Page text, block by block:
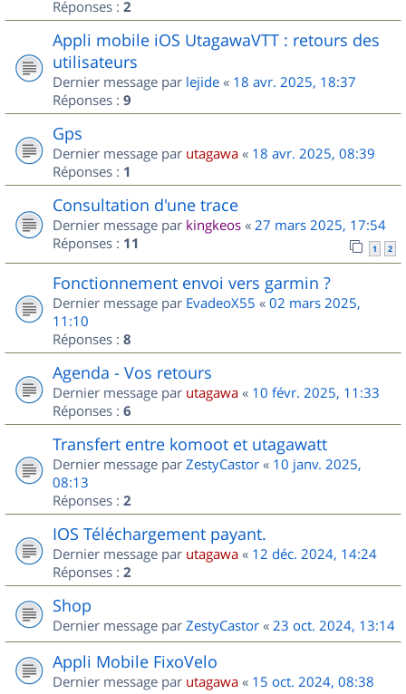
Réponses : 2
Appli mobile iOS UtagawaVTT : retours des
utilisateurs
Dernier message par lejide « 18 avr. 2025, 18:37
Réponses : 9
Gps
Dernier message par utagawa « 18 avr. 2025, 08:39
Réponses : 1
Consultation d'une trace
Dernier message par kingkeos « 27 mars 2025, 17:54
Réponses : 11 1 2
Fonctionnement envoi vers garmin ?
Dernier message par EvadeoX55 « 02 mars 2025,
11:10
Réponses : 8
Agenda - Vos retours
Dernier message par utagawa « 10 févr. 2025, 11:33
Réponses : 6
Transfert entre komoot et utagawatt
Dernier message par ZestyCastor « 10 janv. 2025,
08:13
Réponses : 2
IOS Téléchargement payant.
Dernier message par utagawa « 12 déc. 2024, 14:24
Réponses : 2
Shop
Dernier message par ZestyCastor « 23 oct. 2024, 13:14
Appli Mobile FixoVelo
Dernier message par utagawa « 15 oct. 2024, 08:38